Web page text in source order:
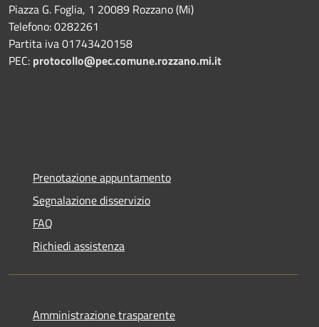
Piazza G. Foglia, 1 20089 Rozzano (Mi)
Telefono: 0282261
Partita iva 01743420158
PEC: protocollo@pec.comune.rozzano.mi.it
Prenotazione appuntamento
Segnalazione disservizio
FAQ
Richiedi assistenza
Amministrazione trasparente